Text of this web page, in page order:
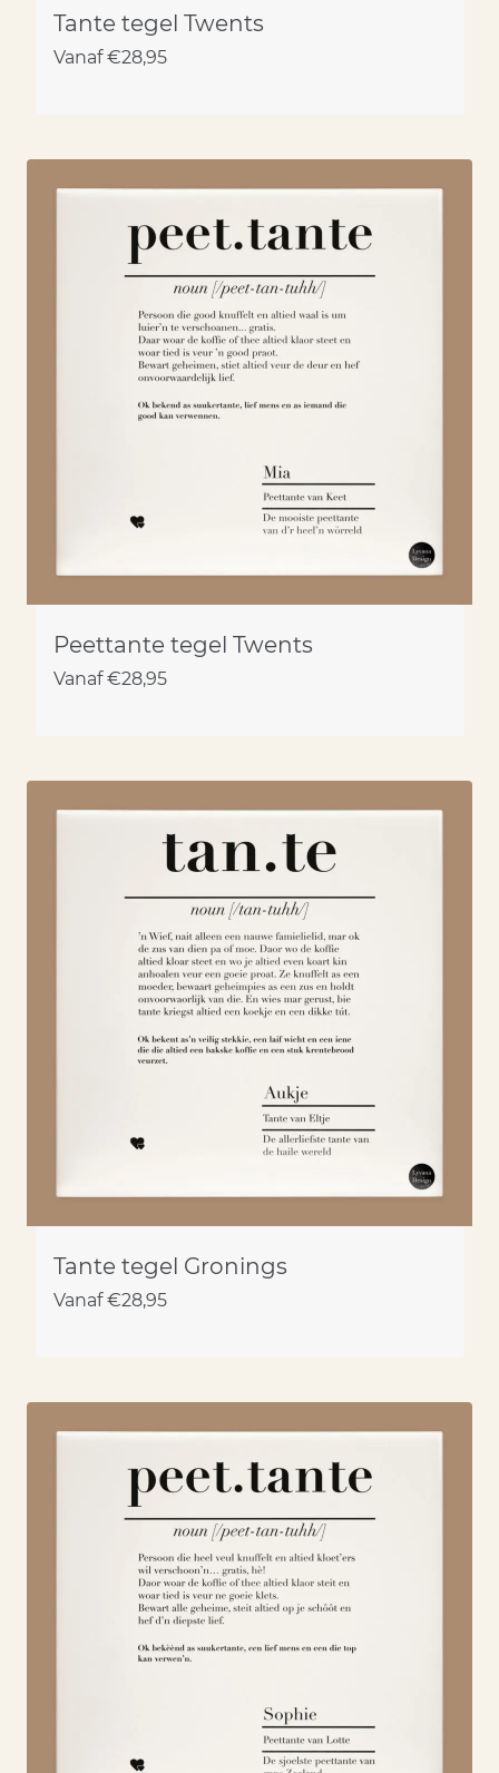
Tante tegel Twents
Vanaf €28,95
Peettante tegel Twents
Vanaf €28,95
Tante tegel Gronings
Vanaf €28,95